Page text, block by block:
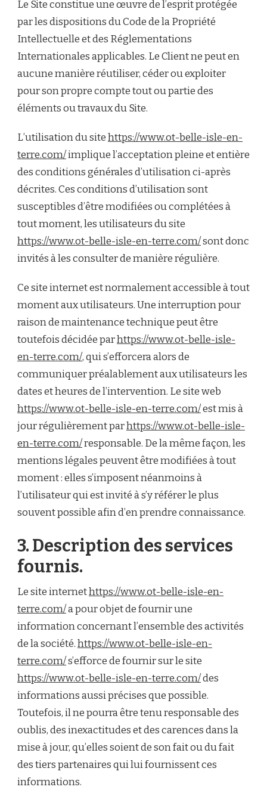
Le Site constitue une œuvre de l’esprit protégée
par les dispositions du Code de la Propriété
Intellectuelle et des Réglementations
Internationales applicables. Le Client ne peut en
aucune manière réutiliser, céder ou exploiter
pour son propre compte tout ou partie des
éléments ou travaux du Site.
L’utilisation du sitehttps://www.ot-belle-isle-en-
terre.com/implique l’acceptation pleine et entière
des conditions générales d’utilisation ci-après
décrites. Ces conditions d’utilisation sont
susceptibles d’être modifiées ou complétées à
tout moment, les utilisateurs du site
https://www.ot-belle-isle-en-terre.com/sont donc
invités à les consulter de manière régulière.
Ce site internet est normalement accessible à tout
moment aux utilisateurs. Une interruption pour
raison de maintenance technique peut être
toutefois décidée parhttps://www.ot-belle-isle-
en-terre.com/, qui s’efforcera alors de
communiquer préalablement aux utilisateurs les
dates et heures de l’intervention. Le site web
https://www.ot-belle-isle-en-terre.com/est mis à
jour régulièrement parhttps://www.ot-belle-isle-
en-terre.com/responsable. De la même façon, les
mentions légales peuvent être modifiées à tout
moment : elles s’imposent néanmoins à
l’utilisateur qui est invité à s’y référer le plus
souvent possible afin d’en prendre connaissance.
3. Description des services
fournis.
Le site internethttps://www.ot-belle-isle-en-
terre.com/a pour objet de fournir une
information concernant l’ensemble des activités
de la société.https://www.ot-belle-isle-en-
terre.com/s’efforce de fournir sur le site
https://www.ot-belle-isle-en-terre.com/des
informations aussi précises que possible.
Toutefois, il ne pourra être tenu responsable des
oublis, des inexactitudes et des carences dans la
mise à jour, qu’elles soient de son fait ou du fait
des tiers partenaires qui lui fournissent ces
informations.